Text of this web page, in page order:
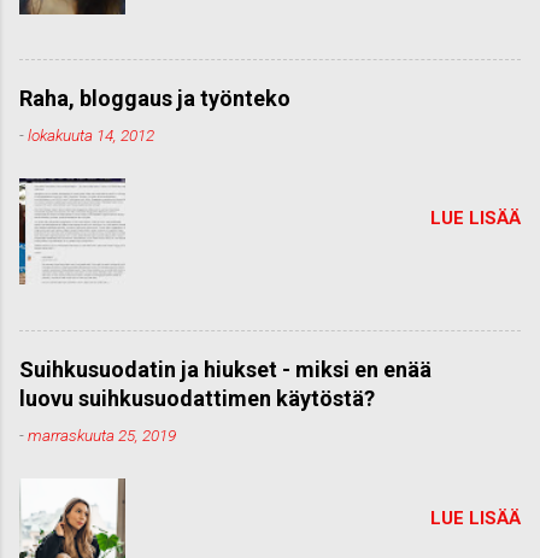
Raha, bloggaus ja työnteko
-lokakuuta 14, 2012
LUE LISÄÄ
Suihkusuodatin ja hiukset - miksi en enää
luovu suihkusuodattimen käytöstä?
-marraskuuta 25, 2019
LUE LISÄÄ